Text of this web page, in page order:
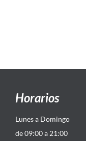
Horarios
Lunes a Domingo
de 09:00 a 21:00